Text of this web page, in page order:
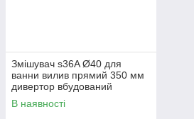
Змішувач s36A Ø40 для
ванни вилив прямий 350 мм
дивертор вбудований
картриджний AQUATICA
(9736250)
В наявності